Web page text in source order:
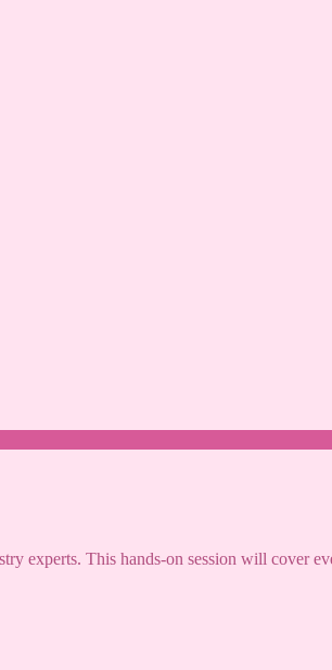
experts. This hands-on session will cover